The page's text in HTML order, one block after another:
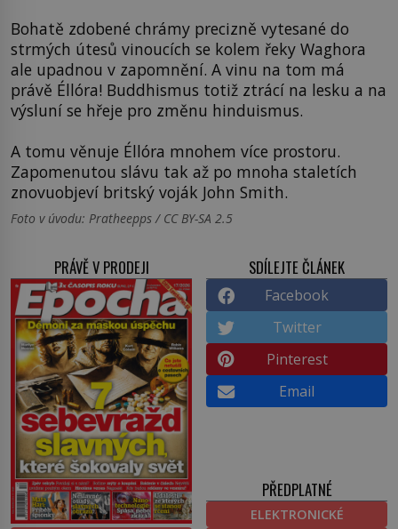
Bohatě zdobené chrámy precizně vytesané do
strmých útesů vinoucích se kolem řeky Waghora
ale upadnou v zapomnění. A vinu na tom má
právě Éllóra! Buddhismus totiž ztrácí na lesku a na
výsluní se hřeje pro změnu hinduismus.
A tomu věnuje Éllóra mnohem více prostoru.
Zapomenutou slávu tak až po mnoha staletích
znovuobjeví britský voják John Smith.
Foto v úvodu: Pratheepps / CC BY-SA 2.5
PRÁVĚ V PRODEJI SDÍLEJTE ČLÁNEK
Facebook
Twitter
Pinterest
Email
PŘEDPLATNÉ
ELEKTRONICKÉ